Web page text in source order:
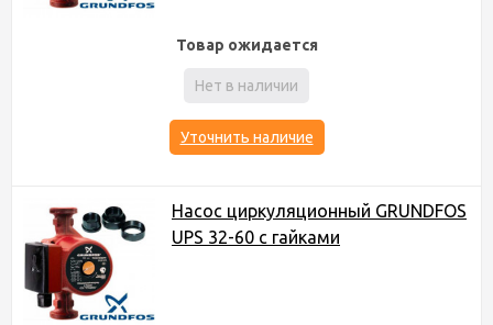
Товар ожидается
Нет в наличии
Уточнить наличие
Насос циркуляционный GRUNDFOS
UPS 32-60 с гайками